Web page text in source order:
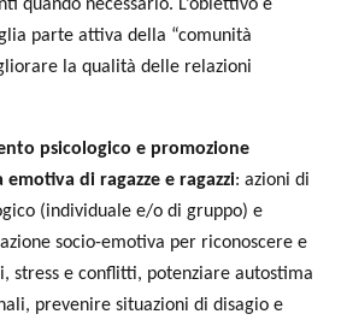
quando necessario. L’obiettivo è
parte attiva della “comunità
la qualità delle relazioni
psicologico e promozione
emotiva di ragazze e ragazzi: azioni di
(individuale e/o di gruppo) e
socio-emotiva per riconoscere e
stress e conflitti, potenziare autostima
prevenire situazioni di disagio e